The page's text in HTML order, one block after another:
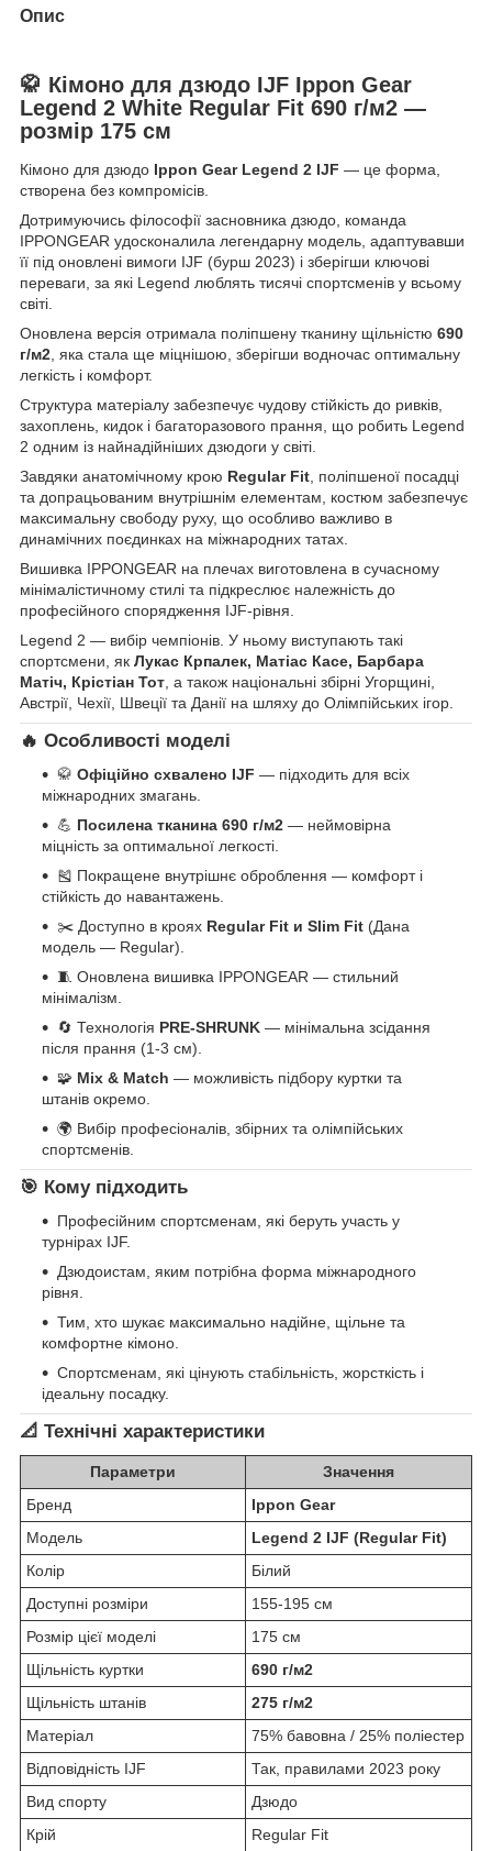
Опис
🥋 Кімоно для дзюдо IJF Ippon Gear
Legend 2 White Regular Fit 690 г/м2 —
розмір 175 см
Кімоно для дзюдо Ippon Gear Legend 2 IJF — це форма,
створена без компромісів.
Дотримуючись філософії засновника дзюдо, команда
IPPONGEAR удосконалила легендарну модель, адаптувавши
її під оновлені вимоги IJF (бурш 2023) і зберігши ключові
переваги, за які Legend люблять тисячі спортсменів у всьому
світі.
Оновлена версія отримала поліпшену тканину щільністю 690
г/м2, яка стала ще міцнішою, зберігши водночас оптимальну
легкість і комфорт.
Структура матеріалу забезпечує чудову стійкість до ривків,
захоплень, кидок і багаторазового прання, що робить Legend
2 одним із найнадійніших дзюдоги у світі.
Завдяки анатомічному крою Regular Fit, поліпшеної посадці
та допрацьованим внутрішнім елементам, костюм забезпечує
максимальну свободу руху, що особливо важливо в
динамічних поєдинках на міжнародних татах.
Вишивка IPPONGEAR на плечах виготовлена в сучасному
мінімалістичному стилі та підкреслює належність до
професійного спорядження IJF-рівня.
Legend 2 — вибір чемпіонів. У ньому виступають такі
спортсмени, як Лукас Крпалек, Матіас Касе, Барбара
Матіч, Крістіан Тот, а також національні збірні Угорщині,
Австрії, Чехії, Швеції та Данії на шляху до Олімпійських ігор.
🔥 Особливості моделі
🥋 Офіційно схвалено IJF — підходить для всіх
міжнародних змагань.
💪 Посилена тканина 690 г/м2 — неймовірна
міцність за оптимальної легкості.
🎽 Покращене внутрішнє оброблення — комфорт і
стійкість до навантажень.
✂️ Доступно в кроях Regular Fit и Slim Fit (Дана
модель — Regular).
🧵 Оновлена вишивка IPPONGEAR — стильний
мінімалізм.
🔄 Технологія PRE-SHRUNK — мінімальна зсідання
після прання (1-3 см).
🧩 Mix & Match — можливість підбору куртки та
штанів окремо.
🌍 Вибір професіоналів, збірних та олімпійських
спортсменів.
🎯 Кому підходить
Професійним спортсменам, які беруть участь у
турнірах IJF.
Дзюдоистам, яким потрібна форма міжнародного
рівня.
Тим, хто шукає максимально надійне, щільне та
комфортне кімоно.
Спортсменам, які цінують стабільність, жорсткість і
ідеальну посадку.
📐 Технічні характеристики
Параметри
Значення
Бренд
Ippon Gear
Модель
Legend 2 IJF (Regular Fit)
Колір
Білий
Доступні розміри
155-195 см
Розмір цієї моделі
175 см
Щільність куртки
690 г/м2
Щільність штанів
275 г/м2
Матеріал
75% бавовна / 25% поліестер
Відповідність IJF
Так, правилами 2023 року
Вид спорту
Дзюдо
Крій
Regular Fit